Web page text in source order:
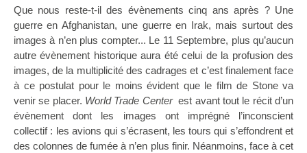
Que nous reste-t-il des évènements cinq ans après ? Une
guerre en Afghanistan, une guerre en Irak, mais surtout des
images à n’en plus compter... Le 11 Septembre, plus qu’aucun
autre évènement historique aura été celui de la profusion des
images, de la multiplicité des cadrages et c’est finalement face
à ce postulat pour le moins évident que le film de Stone va
venir se placer. World Trade Centerest avant tout le récit d’un
évènement dont les images ont imprégné l’inconscient
collectif : les avions qui s’écrasent, les tours qui s’effondrent et
des colonnes de fumée à n’en plus finir. Néanmoins, face à cet